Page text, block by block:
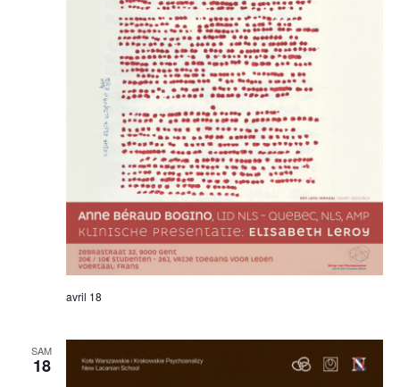
avril 18
SAM
18